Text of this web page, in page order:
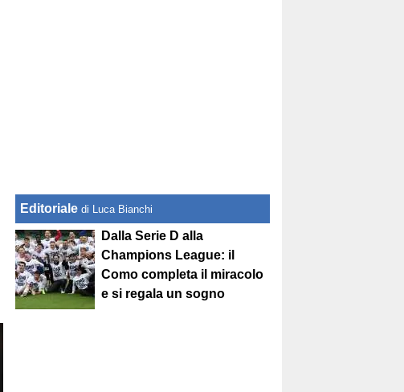
Editoriale di Luca Bianchi
Dalla Serie D alla
Champions League: il
Como completa il miracolo
e si regala un sogno